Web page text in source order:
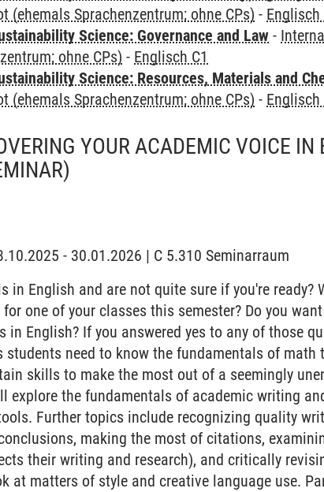
(ehemals Sprachenzentrum; ohne CPs) - Englisch
Science: Governance and Law -
ohne CPs) - Englisch C1
Science: Resources, Materials and
(ehemals Sprachenzentrum; ohne CPs) - Englisch
YOUR ACADEMIC VOICE IN
- 30.01.2026 | C 5.310 Seminarraum
in English and are not quite sure if you're ready?
one of your classes this semester? Do you
English? If you answered yes to any of those
need to know the fundamentals of math
skills to make the most out of a seemingly
explore the fundamentals of academic writing
Further topics include recognizing quality
making the most of citations,
their writing and research), and critically
at matters of style and creative language use.